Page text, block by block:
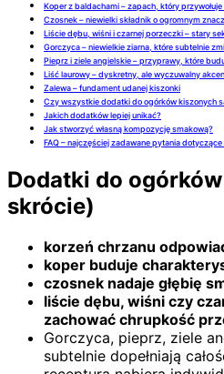
Koper z baldachami – zapach, który przywołuje
Czosnek – niewielki składnik o ogromnym
Liście dębu, wiśni i czarnej porzeczki – stary
Gorczyca – niewielkie ziarna, które subtelnie
Pieprz i ziele angielskie – przyprawy, które
Liść laurowy – dyskretny, ale wyczuwalny
Zalewa – fundament udanej kiszonki
Czy wszystkie dodatki do ogórków kiszonych
Jakich dodatków lepiej unikać?
Jak stworzyć własną kompozycję smakową?
FAQ – najczęściej zadawane pytania
Dodatki do
skrócie)
korzeń chrzanu
koper buduje
czosnek nadaje głębię
liście dębu, wiśni czy
zachować chrupkość
Gorczyca, pieprz, ziele
subtelnie dopełniają